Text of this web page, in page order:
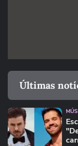
Últimas